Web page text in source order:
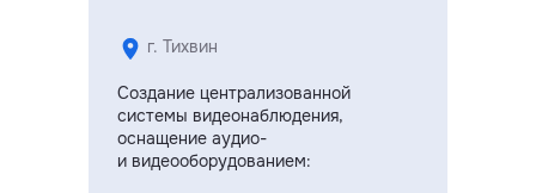
г. Тихвин
Создание централизованной
системы видеонаблюдения,
оснащение аудио-
и видеооборудованием: